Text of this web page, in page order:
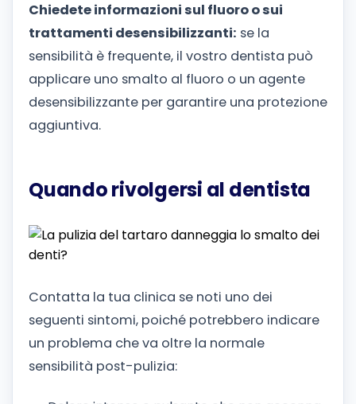
Chiedete informazioni sul fluoro o sui
trattamenti desensibilizzanti: se la
sensibilità è frequente, il vostro dentista può
applicare uno smalto al fluoro o un agente
desensibilizzante per garantire una protezione
aggiuntiva.
Quando rivolgersi al dentista
Contatta la tua clinica se noti uno dei
seguenti sintomi, poiché potrebbero indicare
un problema che va oltre la normale
sensibilità post-pulizia: